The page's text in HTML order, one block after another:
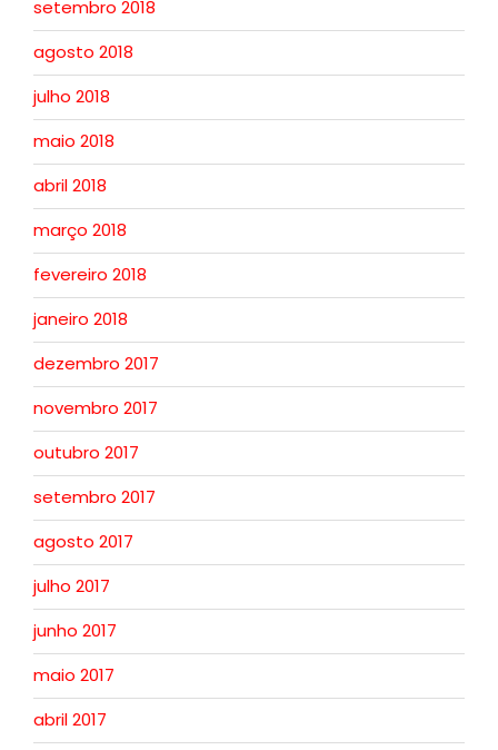
setembro 2018
agosto 2018
julho 2018
maio 2018
abril 2018
março 2018
fevereiro 2018
janeiro 2018
dezembro 2017
novembro 2017
outubro 2017
setembro 2017
agosto 2017
julho 2017
junho 2017
maio 2017
abril 2017